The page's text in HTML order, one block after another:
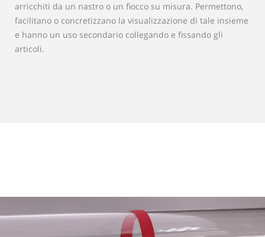
arricchiti da un nastro o un fiocco su misura. Permettono,
facilitano o concretizzano la visualizzazione di tale insieme
e hanno un uso secondario collegando e fissando gli
articoli.